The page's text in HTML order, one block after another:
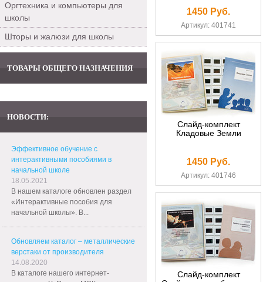
Оргтехника и компьютеры для
школы
Шторы и жалюзи для школы
ТОВАРЫ ОБЩЕГО НАЗНАЧЕНИЯ
НОВОСТИ:
Эффективное обучение с
интерактивными пособиями в
начальной школе
18.05.2021
В нашем каталоге обновлен раздел
«Интерактивные пособия для
начальной школы». В...
Обновляем каталог – металлические
верстаки от производителя
14.08.2020
В каталоге нашего интернет-
1450 Руб.
Артикул: 401741
Слайд-комплект
Кладовые Земли
1450 Руб.
Артикул: 401746
Слайд-комплект